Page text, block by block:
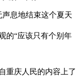
的“应该只有个别年
重庆人民的内容上了